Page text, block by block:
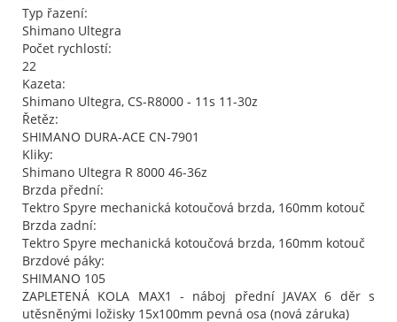
Typ řazení:
Shimano Ultegra
Počet rychlostí:
22
Kazeta:
Shimano Ultegra, CS-R8000 - 11s 11-30z
Řetěz:
SHIMANO DURA-ACE CN-7901
Kliky:
Shimano Ultegra R 8000 46-36z
Brzda přední:
Tektro Spyre mechanická kotoučová brzda, 160mm kotouč
Brzda zadní:
Tektro Spyre mechanická kotoučová brzda, 160mm kotouč
Brzdové páky:
SHIMANO 105
ZAPLETENÁ KOLA MAX1 - náboj přední JAVAX 6 děr s
utěsněnými ložisky 15x100mm pevná osa (nová záruka)